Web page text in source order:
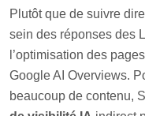
Plutôt que de suivre
sein des réponses des
l’optimisation des
Google AI Overviews.
beaucoup de contenu,